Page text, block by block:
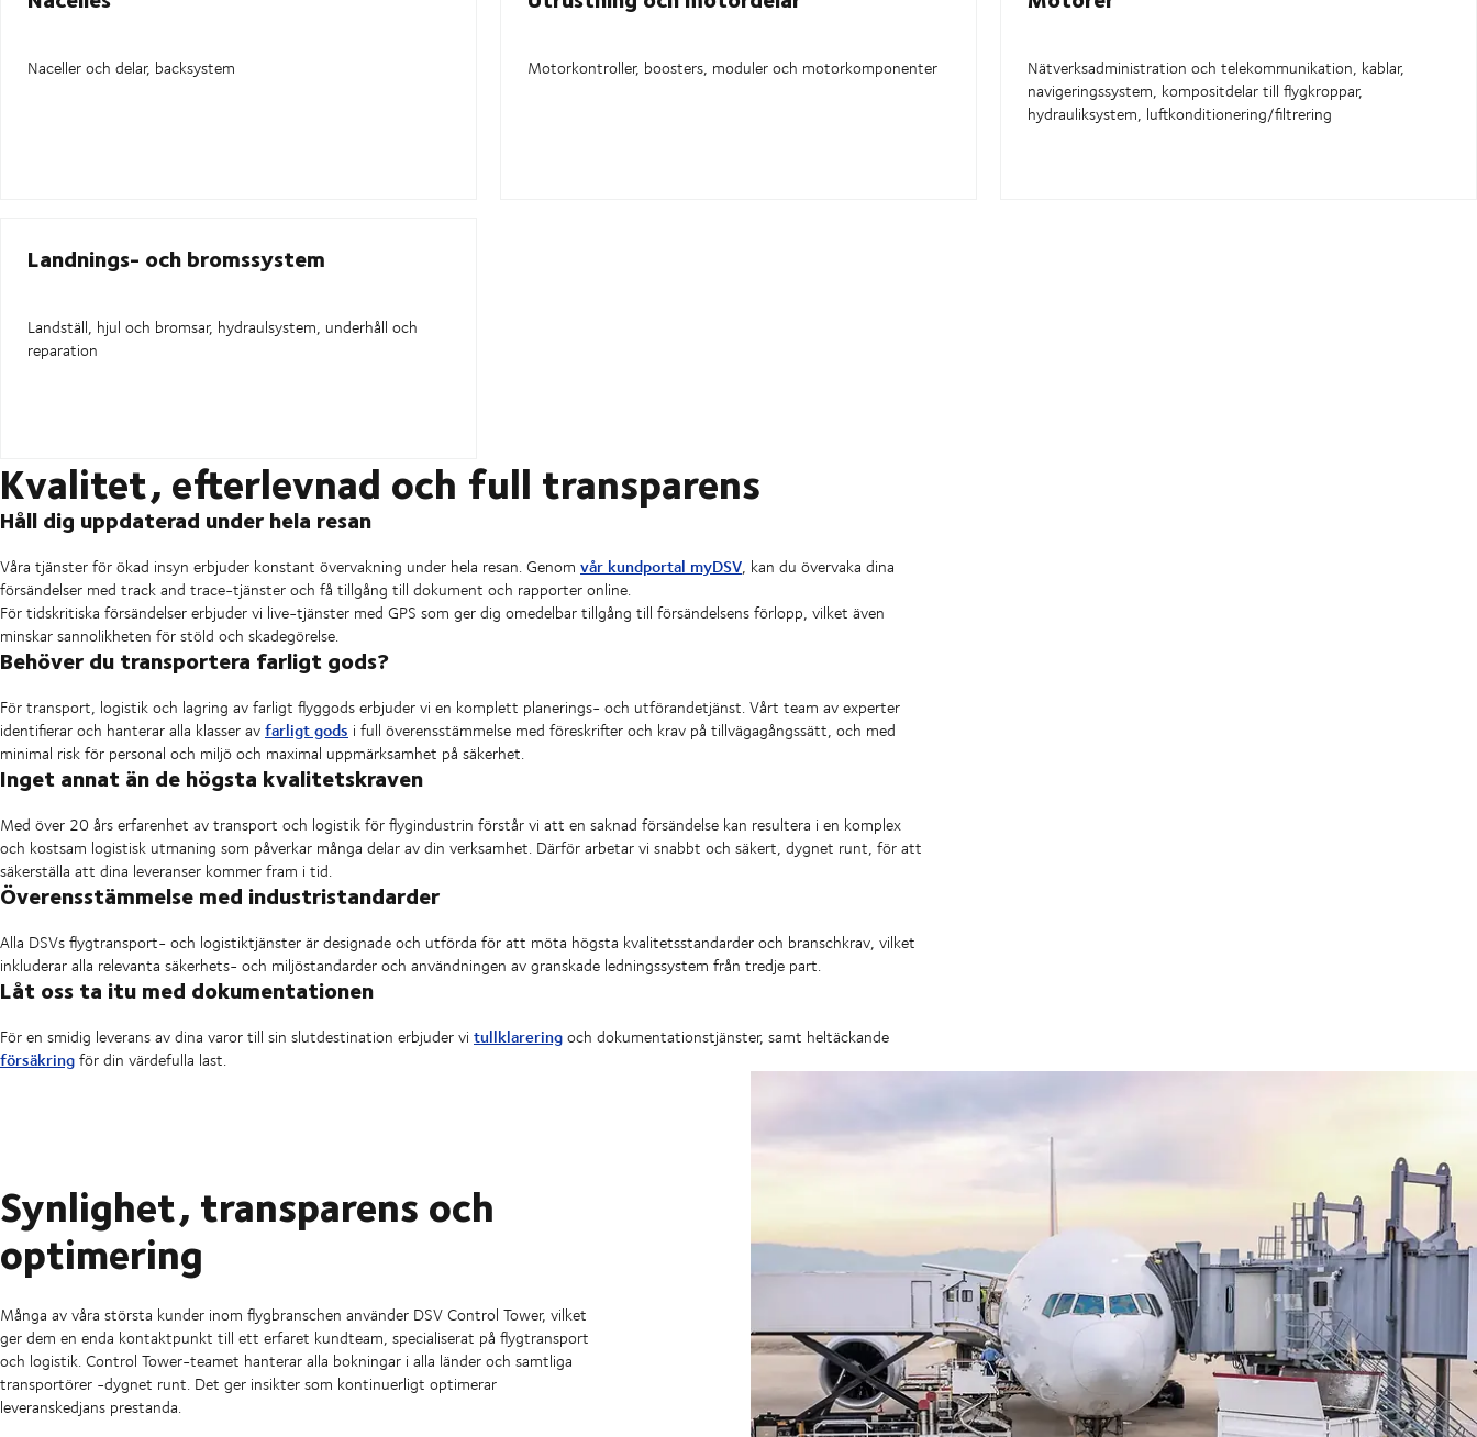
Naceller och delar, backsystem Motorkontroller, boosters, moduler och motorkomponenter
Nätverksadministration och telekommunikation, kablar,
navigeringssystem, kompositdelar till flygkroppar,
hydrauliksystem, luftkonditionering/filtrering
Landnings- och bromssystem
Landställ, hjul och bromsar, hydraulsystem, underhåll och
reparation
Kvalitet, efterlevnad och full transparens
Håll dig uppdaterad under hela resan
Våra tjänster för ökad insyn erbjuder konstant övervakning under hela resan. Genom vår kundportal myDSV, kan du övervaka dina
försändelser med track and trace-tjänster och få tillgång till dokument och rapporter online.
För tidskritiska försändelser erbjuder vi live-tjänster med GPS som ger dig omedelbar tillgång till försändelsens förlopp, vilket även
minskar sannolikheten för stöld och skadegörelse.
Behöver du transportera farligt gods?
För transport, logistik och lagring av farligt flyggods erbjuder vi en komplett planerings- och utförandetjänst. Vårt team av experter
identifierar och hanterar alla klasser avfarligt gods i full överensstämmelse med föreskrifter och krav på tillvägagångssätt, och med
minimal risk för personal och miljö och maximal uppmärksamhet på säkerhet.
Inget annat än de högsta kvalitetskraven
Med över 20 års erfarenhet av transport och logistik för flygindustrin förstår vi att en saknad försändelse kan resultera i en komplex
och kostsam logistisk utmaning som påverkar många delar av din verksamhet. Därför arbetar vi snabbt och säkert, dygnet runt, för att
säkerställa att dina leveranser kommer fram i tid.
Överensstämmelse med industristandarder
Alla DSVs flygtransport- och logistiktjänster är designade och utförda för att möta högsta kvalitetsstandarder och branschkrav, vilket
inkluderar alla relevanta säkerhets- och miljöstandarder och användningen av granskade ledningssystem från tredje part.
Låt oss ta itu med dokumentationen
För en smidig leverans av dina varor till sin slutdestination erbjuder vi tullklareringoch dokumentationstjänster, samt heltäckande
försäkringför din värdefulla last.
Synlighet, transparens och
optimering
Många av våra största kunder inom flygbranschen använder DSV Control Tower, vilket
ger dem en enda kontaktpunkt till ett erfaret kundteam, specialiserat på flygtransport
och logistik. Control Tower-teamet hanterar alla bokningar i alla länder och samtliga
transportörer -dygnet runt. Det ger insikter som kontinuerligt optimerar
leveranskedjans prestanda.